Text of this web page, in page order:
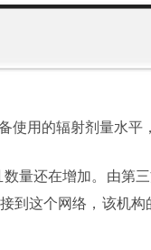
使用的辐射剂量水平
量还在增加。由第
到这个网络，该机